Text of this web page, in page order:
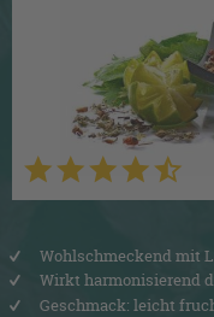
Wohlschmeckend mit
Wirkt harmonisierend
Geschmack: leicht